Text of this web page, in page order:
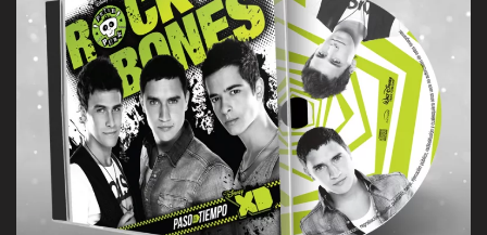
Identidad visual para el universo musical de la banda
creada para Peter Punk, de Disney XD — proyectada en
portada de álbum, campaña y piezas de comunicación.
[VER CASO]